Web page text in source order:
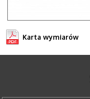
Karta wymiarów